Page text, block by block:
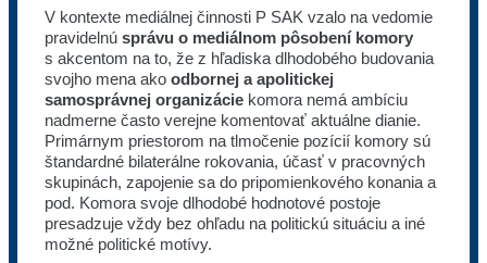
V kontexte mediálnej činnosti P SAK vzalo na vedomie
pravidelnú správu o mediálnom pôsobení komory
s akcentom na to, že z hľadiska dlhodobého budovania
svojho mena ako odbornej a apolitickej
samosprávnej organizácie komora nemá ambíciu
nadmerne často verejne komentovať aktuálne dianie.
Primárnym priestorom na tlmočenie pozícií komory sú
štandardné bilaterálne rokovania, účasť v pracovných
skupinách, zapojenie sa do pripomienkového konania a
pod. Komora svoje dlhodobé hodnotové postoje
presadzuje vždy bez ohľadu na politickú situáciu a iné
možné politické motívy.